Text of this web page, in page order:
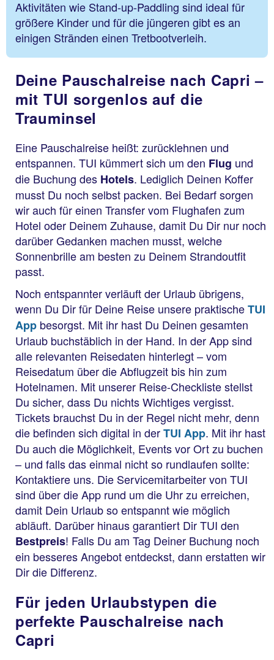
Aktivitäten wie Stand-up-Paddling sind ideal für
größere Kinder und für die jüngeren gibt es an
einigen Stränden einen Tretbootverleih.
Deine Pauschalreise nach Capri –
mit TUI sorgenlos auf die
Trauminsel
Eine Pauschalreise heißt: zurücklehnen und
entspannen. TUI kümmert sich um den Flug und
die Buchung des Hotels. Lediglich Deinen Koffer
musst Du noch selbst packen. Bei Bedarf sorgen
wir auch für einen Transfer vom Flughafen zum
Hotel oder Deinem Zuhause, damit Du Dir nur noch
darüber Gedanken machen musst, welche
Sonnenbrille am besten zu Deinem Strandoutfit
passt.
Noch entspannter verläuft der Urlaub übrigens,
wenn Du Dir für Deine Reise unsere praktischeTUI
App besorgst. Mit ihr hast Du Deinen gesamten
Urlaub buchstäblich in der Hand. In der App sind
alle relevanten Reisedaten hinterlegt – vom
Reisedatum über die Abflugzeit bis hin zum
Hotelnamen. Mit unserer Reise-Checkliste stellst
Du sicher, dass Du nichts Wichtiges vergisst.
Tickets brauchst Du in der Regel nicht mehr, denn
die befinden sich digital in derTUI App. Mit ihr hast
Du auch die Möglichkeit, Events vor Ort zu buchen
– und falls das einmal nicht so rundlaufen sollte:
Kontaktiere uns. Die Servicemitarbeiter von TUI
sind über die App rund um die Uhr zu erreichen,
damit Dein Urlaub so entspannt wie möglich
abläuft. Darüber hinaus garantiert Dir TUI den
Bestpreis! Falls Du am Tag Deiner Buchung noch
ein besseres Angebot entdeckst, dann erstatten wir
Dir die Differenz.
Für jeden Urlaubstypen die
perfekte Pauschalreise nach
Capri